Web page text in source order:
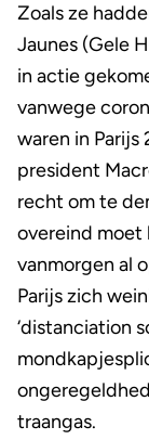
Zoals ze
Jaunes (Gele
in actie
vanwege
waren in
president
recht om te
overeind
vanmorgen al
Parijs zich
‘distanciation
traangas.